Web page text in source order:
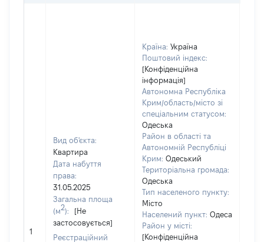
1
Вид об'єкта:
Квартира
Дата набуття
права:
31.05.2025
Загальна площа
(м2):
[Не
застосовується]
Реєстраційний
Країна: Україна
Поштовий індекс:
[Конфіденційна
інформація]
Автономна Республіка
Крим/область/місто зі
спеціальним статусом:
Одеська
Район в області та
Автономній Республіці
Крим: Одеський
Територіальна громада:
Одеська
Тип населеного пункту:
Місто
Населений пункт: Одеса
Район у місті:
[Конфіденційна